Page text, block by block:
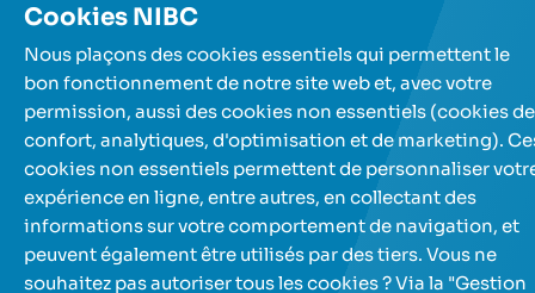
Conditions générales
Politique des cookies et préferences
Accessibilité
Responsabilité
Sitemap
Cookies NIBC
Nous plaçons des cookies essentiels qui permettent le
bon fonctionnement de notre site web et, avec votre
permission, aussi des cookies non essentiels (cookies de
confort, analytiques, d'optimisation et de marketing).
cookies non essentiels permettent de personnaliser
expérience en ligne, entre autres, en collectant des
informations sur votre comportement de navigation, et
peuvent également être utilisés par des tiers. Vous ne
souhaitez pas autoriser tous les cookies ? Via la "Gestion